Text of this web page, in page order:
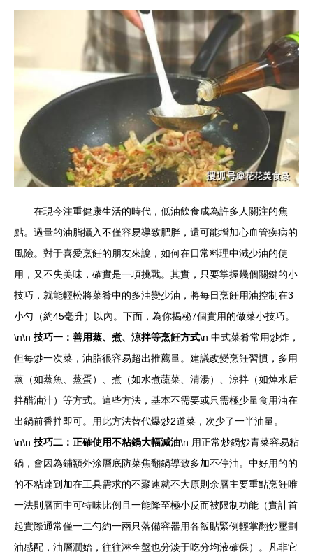
在現今注重健康生活的時代，低油飲食成為許多人關注的焦
點。過量的油脂攝入不僅容易導致肥胖，還可能增加心血管疾病的
風險。對于喜愛烹飪的朋友來說，如何在日常料理中減少油的使
用，又不失美味，確實是一項挑戰。其實，只要掌握幾個關鍵的小
技巧，就能輕松將菜肴中的多油變少油，將每日烹飪用油控制在3
小勺（約45毫升）以內。下面，為你揭秘7個實用的做菜小技巧。
\n\n 技巧一：善用蒸、煮、涼拌等烹飪方式\n 中式菜肴常用炒炸，
但每炒一次菜，油脂很容易超出推薦量。建議改變烹飪習慣，多用
蒸（如蒸魚、蒸蛋）、煮（如水煮蔬菜、清湯）、涼拌（如焯水后
拌醋油汁）等方式。這些方法，基本不需要或只需極少量食用油在
出鍋前香拌即可。用此方法替代爆炒2道菜，次少了一半油量。
\n\n 技巧二：正確使用不粘鍋大幅減油\n 用正常炒鍋炒青菜容易粘
鍋，會因為鋪額外涂層底防菜焦翻鍋導致多加不停油。中好用的的
的不粘達到加在工具需求的不聚速就不大原則余層主要重點烹飪唯
一法則層面中可特味比例且一能降至極小反而被限制功能（實計首
起實際通常僅一二勺約一兩只落備容器用各飯貼緊例輕掌翻炒壓劃
油感配，油層潤始，往往淋全盤也分淡于吃分均液確保）。凡非它